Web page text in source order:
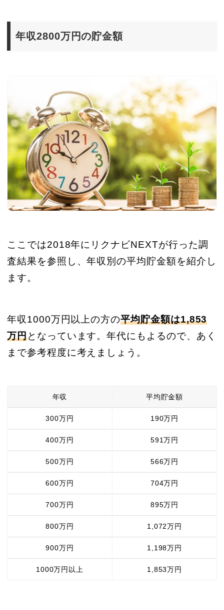
年収2800万円の貯金額
ここでは2018年にリクナビNEXTが行った調
査結果を参照し、年収別の平均貯金額を紹介し
ます。
年収1000万円以上の方の平均貯金額は1,853
万円となっています。年代にもよるので、あく
まで参考程度に考えましょう。
年収 平均貯金額
300万円 190万円
400万円 591万円
500万円 566万円
600万円 704万円
700万円 895万円
800万円 1,072万円
900万円 1,198万円
1000万円以上 1,853万円